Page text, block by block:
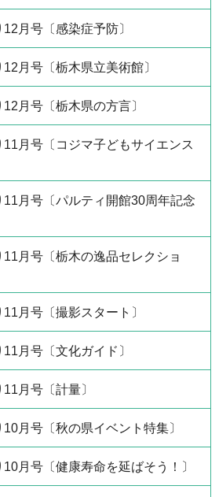
月号〔感染症予防〕
月号〔栃木県立美術館〕
月号〔栃木県の方言〕
11月号〔コジマ子どもサイエンス
11月号〔パルティ開館30周年記念
月号〔栃木の逸品セレクショ
月号〔撮影スタート〕
月号〔文化ガイド〕
月号〔計量〕
月号〔秋の県イベント特集〕
月号〔健康寿命を延ばそう！〕